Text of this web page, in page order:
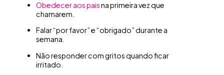
Obedecer aos paisna primeira vez que
chamarem.
Falar “por favor” e “obrigado” durante a
semana.
Não responder com gritos quando ficar
irritado.